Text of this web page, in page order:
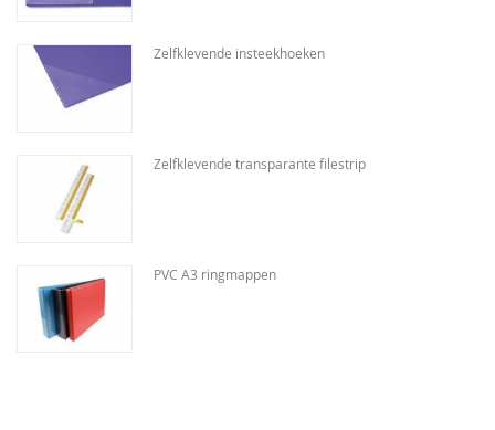
Zelfklevende insteekhoeken
Zelfklevende transparante filestrip
PVC A3 ringmappen